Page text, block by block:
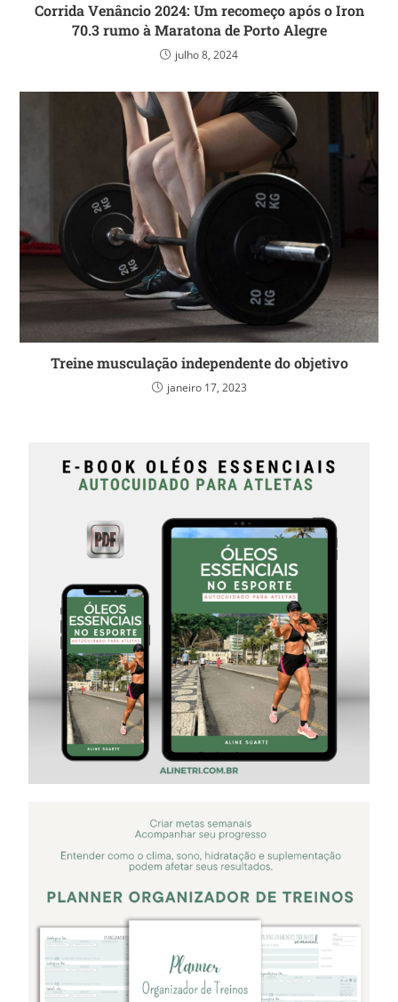
Corrida Venâncio 2024: Um recomeço após o Iron
70.3 rumo à Maratona de Porto Alegre
julho 8, 2024
Treine musculação independente do objetivo
janeiro 17, 2023